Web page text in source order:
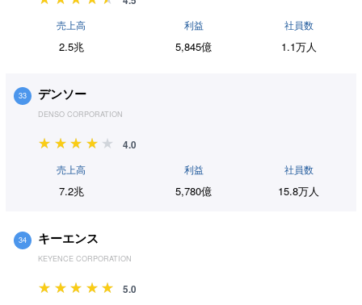
売上高
2.5兆
利益
5,845億
社員数
1.1万人
33 デンソー
DENSO CORPORATION
4.0
売上高
7.2兆
利益
5,780億
社員数
15.8万人
34 キーエンス
KEYENCE CORPORATION
5.0